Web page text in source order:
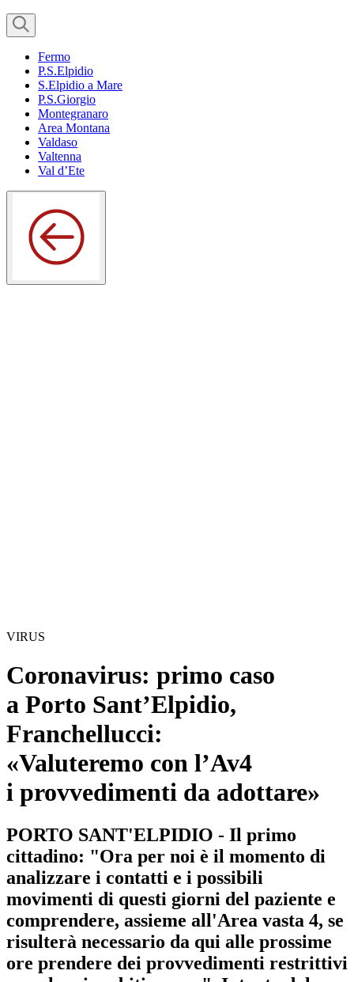
Fermo
P.S.Elpidio
S.Elpidio a Mare
P.S.Giorgio
Montegranaro
Area Montana
Valdaso
Valtenna
Val d’Ete
VIRUS
Coronavirus: primo caso
a Porto Sant’Elpidio,
Franchellucci:
«Valuteremo con l’Av4
i provvedimenti da adottare»
PORTO SANT'ELPIDIO - Il primo
cittadino: "Ora per noi è il momento di
analizzare i contatti e i possibili
movimenti di questi giorni del paziente e
comprendere, assieme all'Area vasta 4, se
risulterà necessario da qui alle prossime
ore prendere dei provvedimenti restrittivi